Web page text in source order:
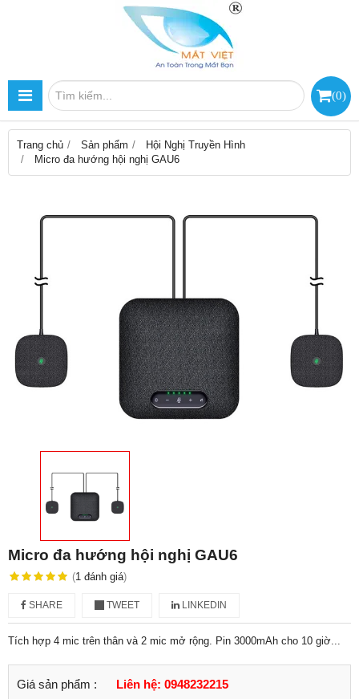
(0)
Trang chủ Sản phẩm
Hội Nghị Truyền Hình
Micro đa hướng hội nghị GAU6
Micro đa hướng hội nghị GAU6
(1 đánh giá)
SHARE TWEET LINKEDIN
Tích hợp 4 mic trên thân và 2 mic mở rộng. Pin 3000mAh cho 10 giờ...
Giá sản phẩm : Liên hệ: 0948232215